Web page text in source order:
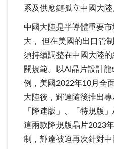
系及供應鏈孤立中國大陸
中國大陸是半導體重要
大， 但在美國的出口管
須持續調整在中國大陸
關規範。以AI晶片設計
例，美國2022年10月全
大陸後，輝達隨後推出
「降速版」、「特規版
這兩款降規版晶片2023
制，輝達被迫再次針對